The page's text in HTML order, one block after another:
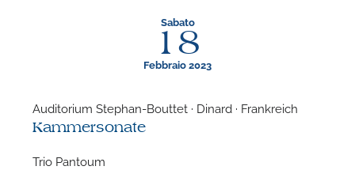
Sabato
18
Febbraio 2023
Auditorium Stephan-Bouttet · Dinard · Frankreich
Kammersonate
Trio Pantoum